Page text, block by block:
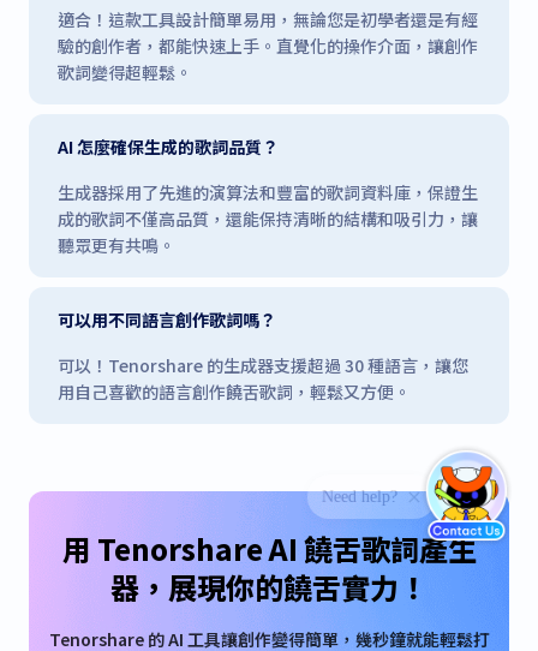
適合！這款工具設計簡單易用，無論您是初學者還是有經
驗的創作者，都能快速上手。直覺化的操作介面，讓創作
歌詞變得超輕鬆。
AI 怎麼確保生成的歌詞品質？
生成器採用了先進的演算法和豐富的歌詞資料庫，保證生
成的歌詞不僅高品質，還能保持清晰的結構和吸引力，讓
聽眾更有共鳴。
可以用不同語言創作歌詞嗎？
可以！Tenorshare 的生成器支援超過 30 種語言，讓您
用自己喜歡的語言創作饒舌歌詞，輕鬆又方便。
用 Tenorshare AI 饒舌歌詞產生
器，展現你的饒舌實力！
Tenorshare 的 AI 工具讓創作變得簡單，幾秒鐘就能輕鬆打